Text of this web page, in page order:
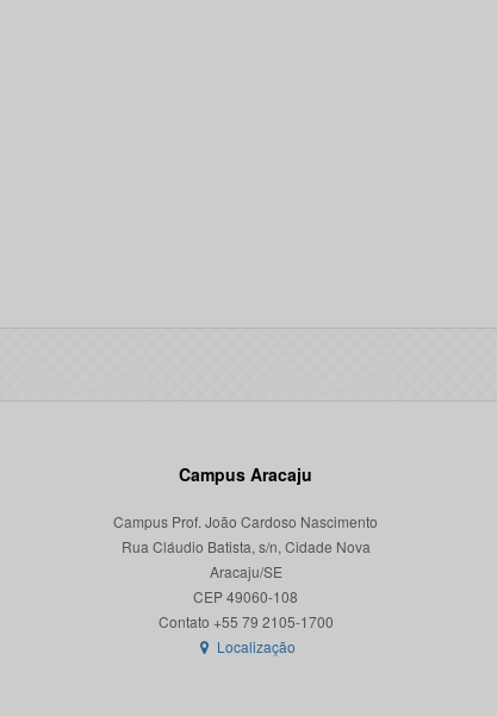
Campus Aracaju
Campus Prof. João Cardoso Nascimento
Rua Cláudio Batista, s/n, Cidade Nova
Aracaju/SE
CEP 49060-108
Localização